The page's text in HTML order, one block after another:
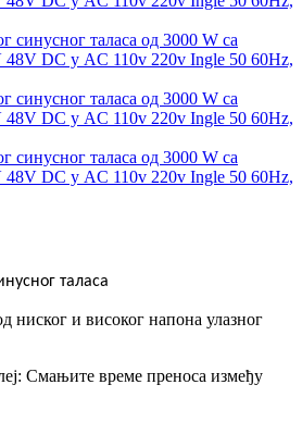
таласа
ниског и високог напона улазног
Смањите време преноса између